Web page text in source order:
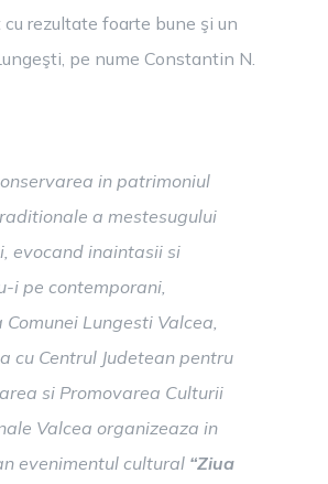
rezultate foarte bune şi un
pe nume Constantin N.
in patrimoniul
a mestesugului
evocand inaintasii si
i pe contemporani,
Comunei Lungesti Valcea,
cu Centrul Judetean pentru
si Promovarea Culturii
Valcea organizeaza in
evenimentul cultural “Ziua